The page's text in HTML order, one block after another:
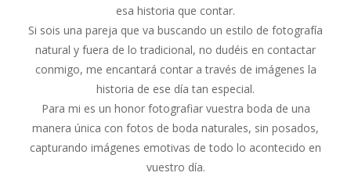
esa historia que contar.
Si sois una pareja que va buscando un estilo de fotografía
natural y fuera de lo tradicional, no dudéis en contactar
conmigo, me encantará contar a través de imágenes la
historia de ese día tan especial.
Para mi es un honor fotografiar vuestra boda de una
manera única con fotos de boda naturales, sin posados,
capturando imágenes emotivas de todo lo acontecido en
vuestro día.